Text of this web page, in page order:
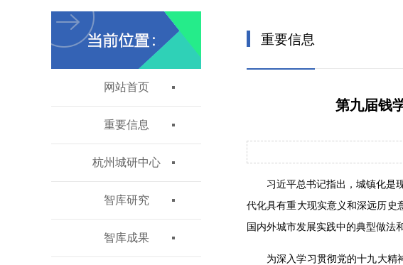
网站首页
重要信息
杭州城研中心
智库研究
智库成果
重要信息
第九届钱
习近平总书记指出，城镇化是
代化具有重大现实意义和深远历史
国内外城市发展实践中的典型做法
为深入学习贯彻党的十九大精